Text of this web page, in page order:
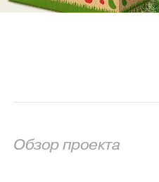
Обзор проекта